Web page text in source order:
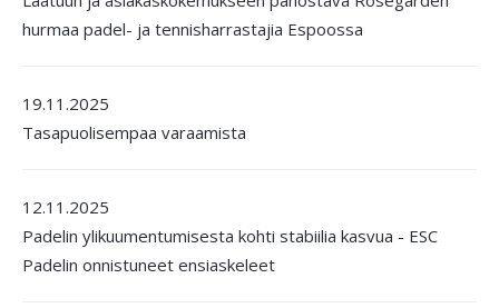
hurmaa padel- ja tennisharrastajia Espoossa
19.11.2025
Tasapuolisempaa varaamista
12.11.2025
Padelin ylikuumentumisesta kohti stabiilia kasvua - ESC
Padelin onnistuneet ensiaskeleet